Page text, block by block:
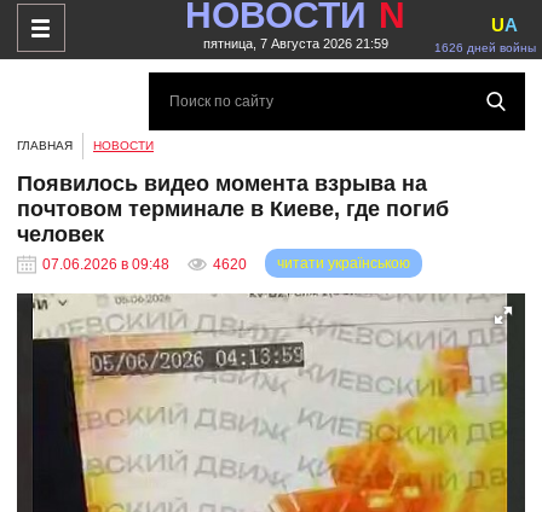
НОВОСТИ N
пятница, 7 Августа 2026 21:59 1626 дней войны
UA
ГЛАВНАЯ НОВОСТИ
Появилось видео момента взрыва на
почтовом терминале в Киеве, где погиб
человек
07.06.2026 в 09:48 4620 читати українською